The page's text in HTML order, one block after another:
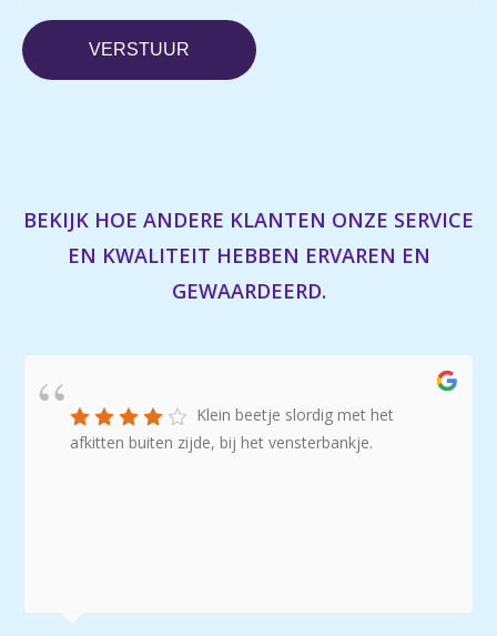
BEKIJK HOE ANDERE KLANTEN ONZE SERVICE
EN KWALITEIT HEBBEN ERVAREN EN
GEWAARDEERD.
Klein beetje slordig met het
afkitten buiten zijde, bij het vensterbankje.